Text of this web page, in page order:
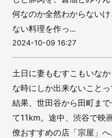
何なのか全然わからない
ない料理を作っ...
2024-10-09 16:27
土日に妻もむすこもいな
な時にしか出来ないこと
結果、世田谷から田町ま
て11km。途中、渋谷で映
僚おすすめの店「宗屋」